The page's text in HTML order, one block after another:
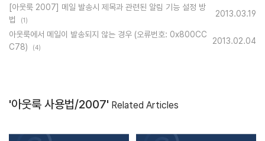
[아웃룩 2007] 메일 발송시 제목과 관련된 알림 기능 설정 방
법
(1)
2013.03.19
아웃룩에서 메일이 발송되지 않는 경우 (오류번호: 0x800CC
C78)
(4)
2013.02.04
'아웃룩 사용법/2007' Related Articles